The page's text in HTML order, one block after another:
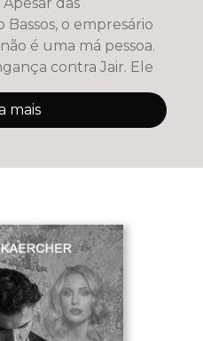
o empresário
é uma má pessoa.
contra Jair. Ele
mais